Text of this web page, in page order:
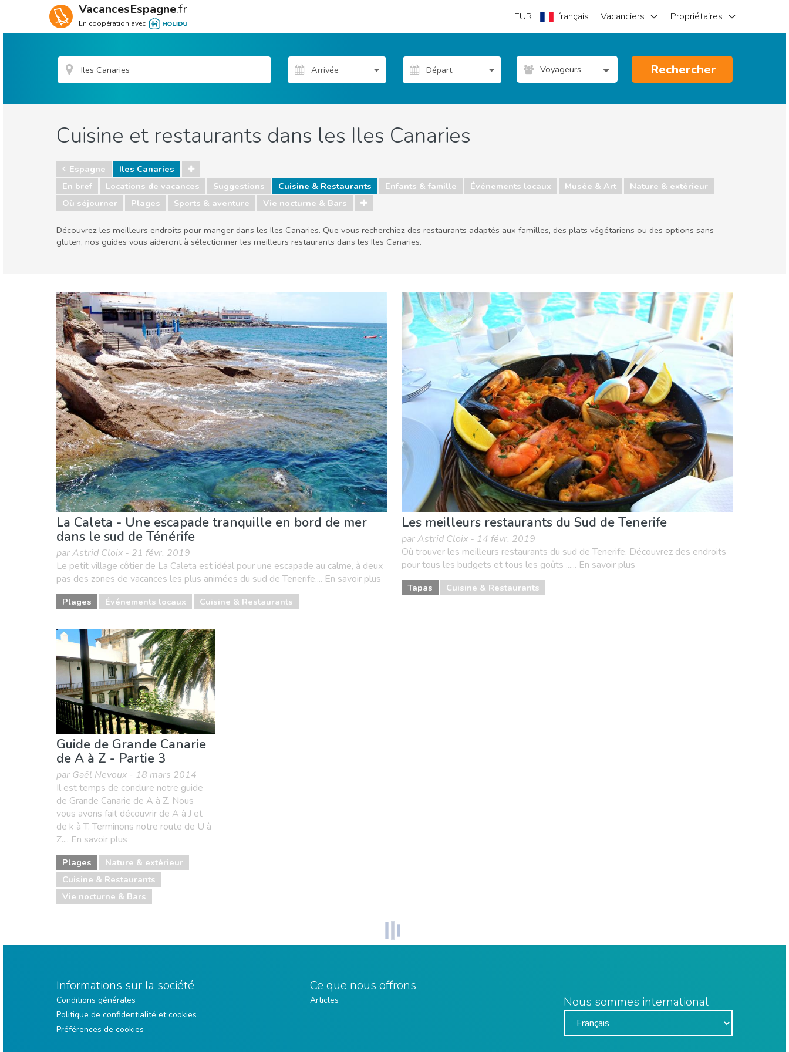
VacancesEspagne.fr
En coopération avec
EUR français Vacanciers Propriétaires
Voyageurs Rechercher
Cuisine et restaurants dans les Iles Canaries
Espagne
Iles Canaries
En bref
Locations de vacances Suggestions Cuisine & Restaurants Enfants & famille Événements locaux Musée & Art
Nature & extérieur
Où séjourner
Plages Sports & aventure Vie nocturne & Bars
Découvrez les meilleurs endroits pour manger dans les Iles Canaries. Que vous recherchiez des restaurants adaptés aux familles, des plats végétariens ou des options sans
gluten, nos guides vous aideront à sélectionner les meilleurs restaurants dans les Iles Canaries.
Cuisine & Restaurants
Enfants & famille Nature & extérieur Où séjourner Plages
Sports & aventure
Vie nocturne & Bars
La Caleta - Une escapade tranquille en bord de mer
dans le sud de Ténérife
par Astrid Cloix - 21 févr. 2019
Le petit village côtier de La Caleta est idéal pour une escapade au calme, à deux
pas des zones de vacances les plus animées du sud de Tenerife.... En savoir plus
Plages Événements locaux Cuisine & Restaurants
Les meilleurs restaurants du Sud de Tenerife
par Astrid Cloix - 14 févr. 2019
Où trouver les meilleurs restaurants du sud de Tenerife. Découvrez des endroits
pour tous les budgets et tous les goûts ...... En savoir plus
Tapas Cuisine & Restaurants
Guide de Grande Canarie
de A à Z - Partie 3
par Gaël Nevoux - 18 mars 2014
Il est temps de conclure notre guide
de Grande Canarie de A à Z. Nous
vous avons fait découvrir de A à J et
de k à T. Terminons notre route de U à
Z.... En savoir plus
Plages
Nature & extérieur
Cuisine & Restaurants
Vie nocturne & Bars
Informations sur la société
Conditions générales
Politique de confidentialité et cookies
Préférences de cookies
Ce que nous offrons
Articles Nous sommes international